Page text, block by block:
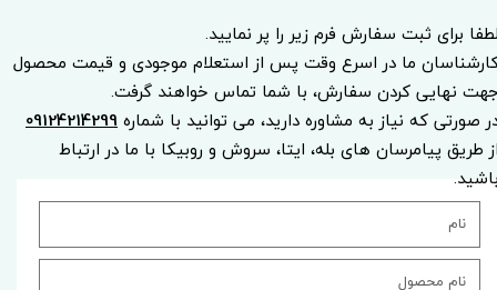
برای ثبت سفارش فرم زیر را پر نمایید.
ما در اسرع وقت پس از استعلام موجودی و قیمت محصول
نهایی کردن سفارش، با شما تماس خواهند گرفت.
صورتی که نیاز به مشاوره دارید، می توانید با شماره09124214299
طریق پیامرسان های بله، ایتا، سروش و روبیکا با ما در ارتباط